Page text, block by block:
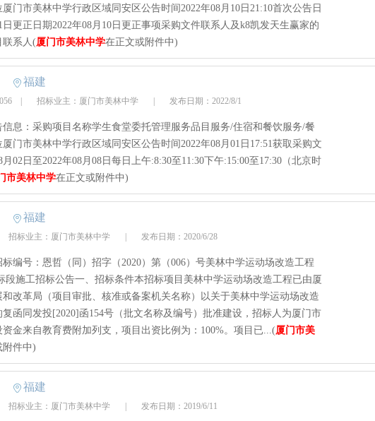
门市美林中学行政区域同安区公告时间2022年08月10日21:10首次公告日
日更正日期2022年08月10日更正事项采购文件联系人及k8凯发天生赢家的
联系人(厦门市美林中学在正文或附件中)
福建
招标业主：厦门市美林中学 发布日期：2022/8/1
息：采购项目名称学生食堂委托管理服务品目服务/住宿和餐饮服务/餐
门市美林中学行政区域同安区公告时间2022年08月01日17:51获取采购文
02日至2022年08月08日每日上午:8:30至11:30下午:15:00至17:30（北京时
市美林中学在正文或附件中)
福建
招标业主：厦门市美林中学 发布日期：2020/6/28
编号：恩哲（同）招字（2020）第（006）号美林中学运动场改造工程
段施工招标公告一、招标条件本招标项目美林中学运动场改造工程已由厦
和改革局（项目审批、核准或备案机关名称）以关于美林中学运动场改造
函同发投[2020]函154号（批文名称及编号）批准建设，招标人为厦门市
金来自教育费附加列支，项目出资比例为：100%。项目已...(厦门市美
附件中)
福建
招标业主：厦门市美林中学 发布日期：2019/6/11